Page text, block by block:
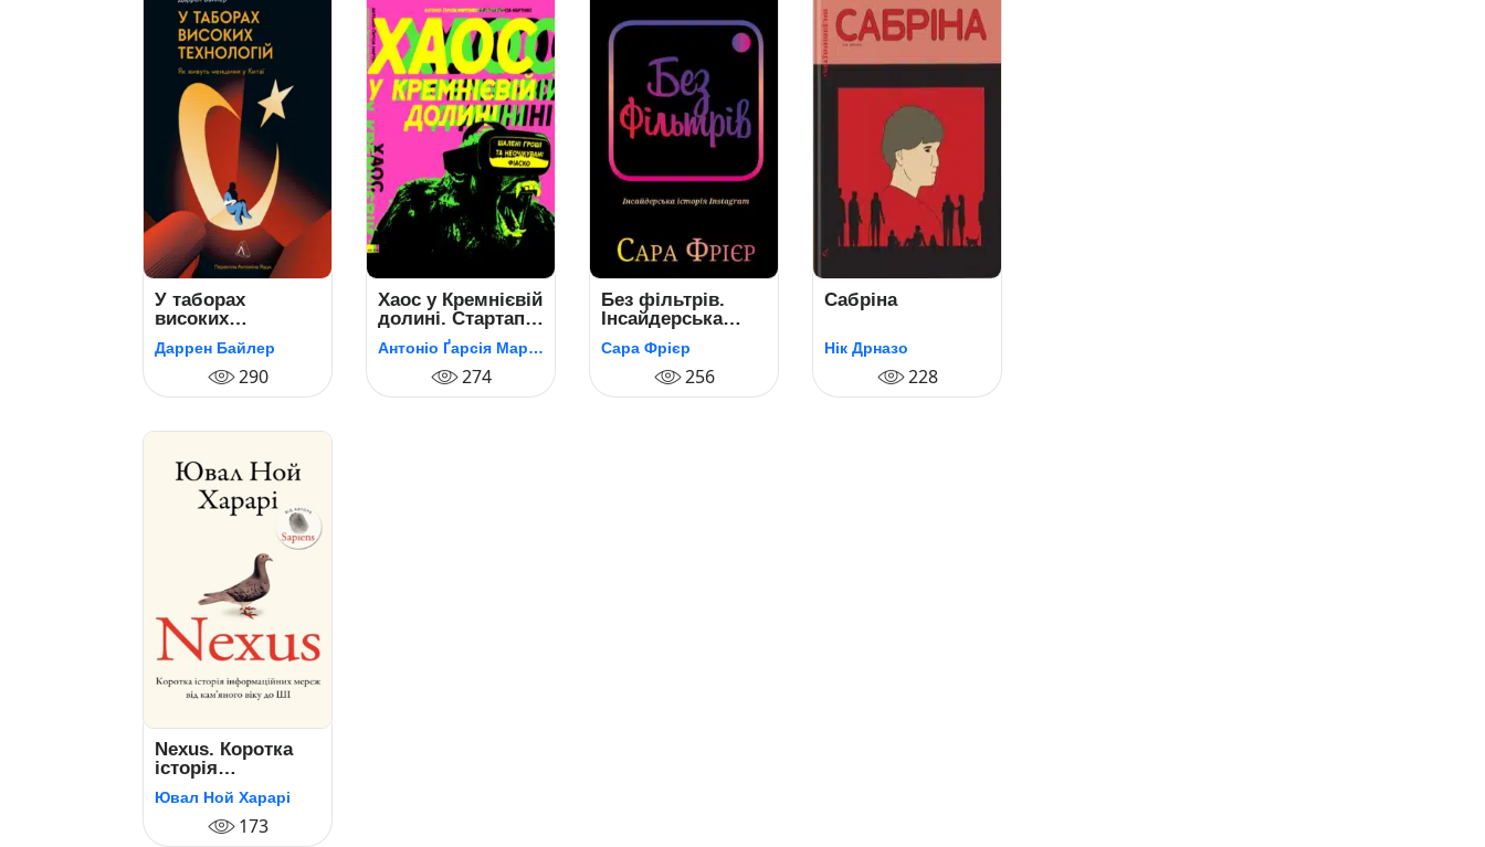
У таборах
високих
технологій. Як
живуть меншини
у Китаї?
Даррен Байлер
290
Хаос у Кремнієвій
долині. Стартапи,
що зламали
систему
Антоніо Ґарсія Мартінес
274
Без фільтрів.
Інсайдерська
історія Instagram
Сара Фрієр
256
Сабріна
Нік Дрназо
228
Nexus. Коротка
історія
інформаційних
мереж від
кам’яного віку до
Ювал Ной Харарі
173